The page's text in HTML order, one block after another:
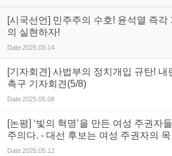
[시국선언] 민주주의 수호! 윤석열 즉각
의 실현하자!
Date2025.03.14
[기자회견] 사법부의 정치개입 규탄! 내
촉구 기자회견(5/8)
Date2025.05.08
[논평] ‘빛의 혁명’을 만든 여성 주권자
주의다. - 대선 후보는 여성 주권자의
Date2025.05.12